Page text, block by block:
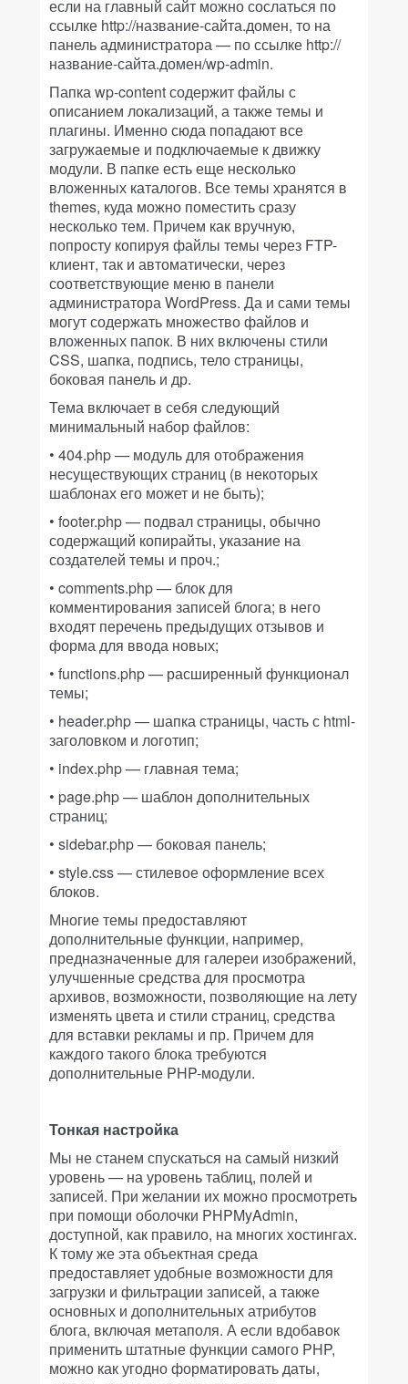
если на главный сайт можно сослаться по
ссылке http://название-сайта.домен, то на
панель администратора — по ссылке http://
название-сайта.домен/wp-admin.
Папка wp-content содержит файлы с
описанием локализаций, а также темы и
плагины. Именно сюда попадают все
загружаемые и подключаемые к движку
модули. В папке есть еще несколько
вложенных каталогов. Все темы хранятся в
themes, куда можно поместить сразу
несколько тем. Причем как вручную,
попросту копируя файлы темы через FTP-
клиент, так и автоматически, через
соответствующие меню в панели
администратора WordPress. Да и сами темы
могут содержать множество файлов и
вложенных папок. В них включены стили
CSS, шапка, подпись, тело страницы,
боковая панель и др.
Тема включает в себя следующий
минимальный набор файлов:
• 404.php — модуль для отображения
несуществующих страниц (в некоторых
шаблонах его может и не быть);
• footer.php — подвал страницы, обычно
содержащий копирайты, указание на
создателей темы и проч.;
• comments.php — блок для
комментирования записей блога; в него
входят перечень предыдущих отзывов и
форма для ввода новых;
• functions.php — расширенный функционал
темы;
• header.php — шапка страницы, часть с html-
заголовком и логотип;
• index.php — главная тема;
• page.php — шаблон дополнительных
страниц;
• sidebar.php — боковая панель;
• style.css — стилевое оформление всех
блоков.
Многие темы предоставляют
дополнительные функции, например,
предназначенные для галереи изображений,
улучшенные средства для просмотра
архивов, возможности, позволяющие на лету
изменять цвета и стили страниц, средства
для вставки рекламы и пр. Причем для
каждого такого блока требуются
дополнительные PHP-модули.
Тонкая настройка
Мы не станем спускаться на самый низкий
уровень — на уровень таблиц, полей и
записей. При желании их можно просмотреть
при помощи оболочки PHPMyAdmin,
доступной, как правило, на многих хостингах.
К тому же эта объектная среда
предоставляет удобные возможности для
загрузки и фильтрации записей, а также
основных и дополнительных атрибутов
блога, включая метаполя. А если вдобавок
применить штатные функции самого PHP,
можно как угодно форматировать даты,